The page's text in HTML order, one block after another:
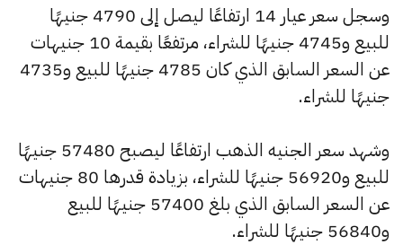
وسجل سعر عيار 14 ارتفاعًا ليصل إلى 4790 جنيهًا
للبيع و4745 جنيهًا للشراء، مرتفعًا بقيمة 10 جنيهات
عن السعر السابق الذي كان 4785 جنيهًا للبيع و4735
جنيهًا للشراء.
وشهد سعر الجنيه الذهب ارتفاعًا ليصبح 57480 جنيهًا
للبيع و56920 جنيهًا للشراء، بزيادة قدرها 80 جنيهات
عن السعر السابق الذي بلغ 57400 جنيهًا للبيع
و56840 جنيهًا للشراء.